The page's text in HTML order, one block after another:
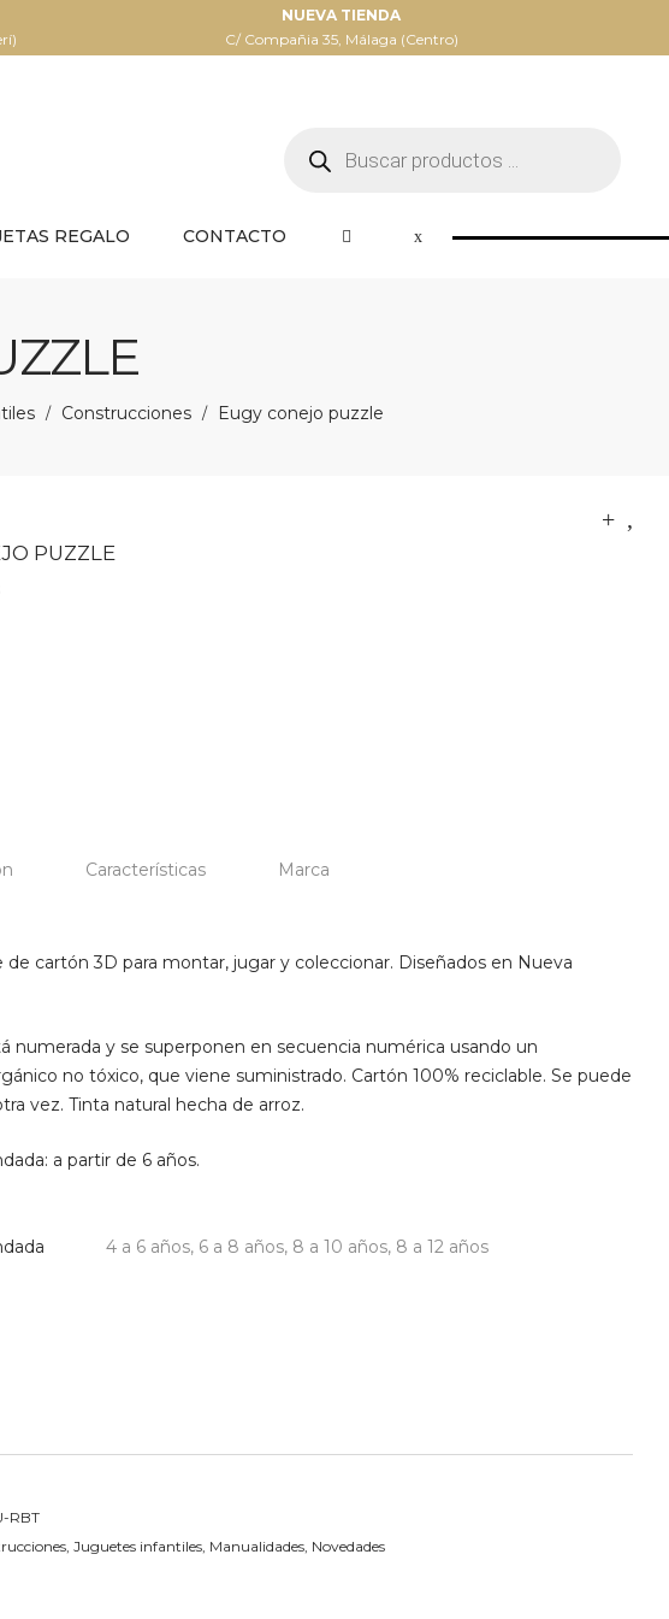
NUEVA TIENDA
C/ Compañia 35, Málaga (Centro)
productos
REGALO CONTACTO
/ Construcciones / Eugy conejo puzzle
PUZZLE
Características Marca
de cartón 3D para montar, jugar y coleccionar. Diseñados en Nueva
numerada y se superponen en secuencia numérica usando un
no tóxico, que viene suministrado. Cartón 100% reciclable. Se puede
vez. Tinta natural hecha de arroz.
a partir de 6 años.
4 a 6 años, 6 a 8 años, 8 a 10 años, 8 a 12 años
RBT
Juguetes infantiles Manualidades Novedades